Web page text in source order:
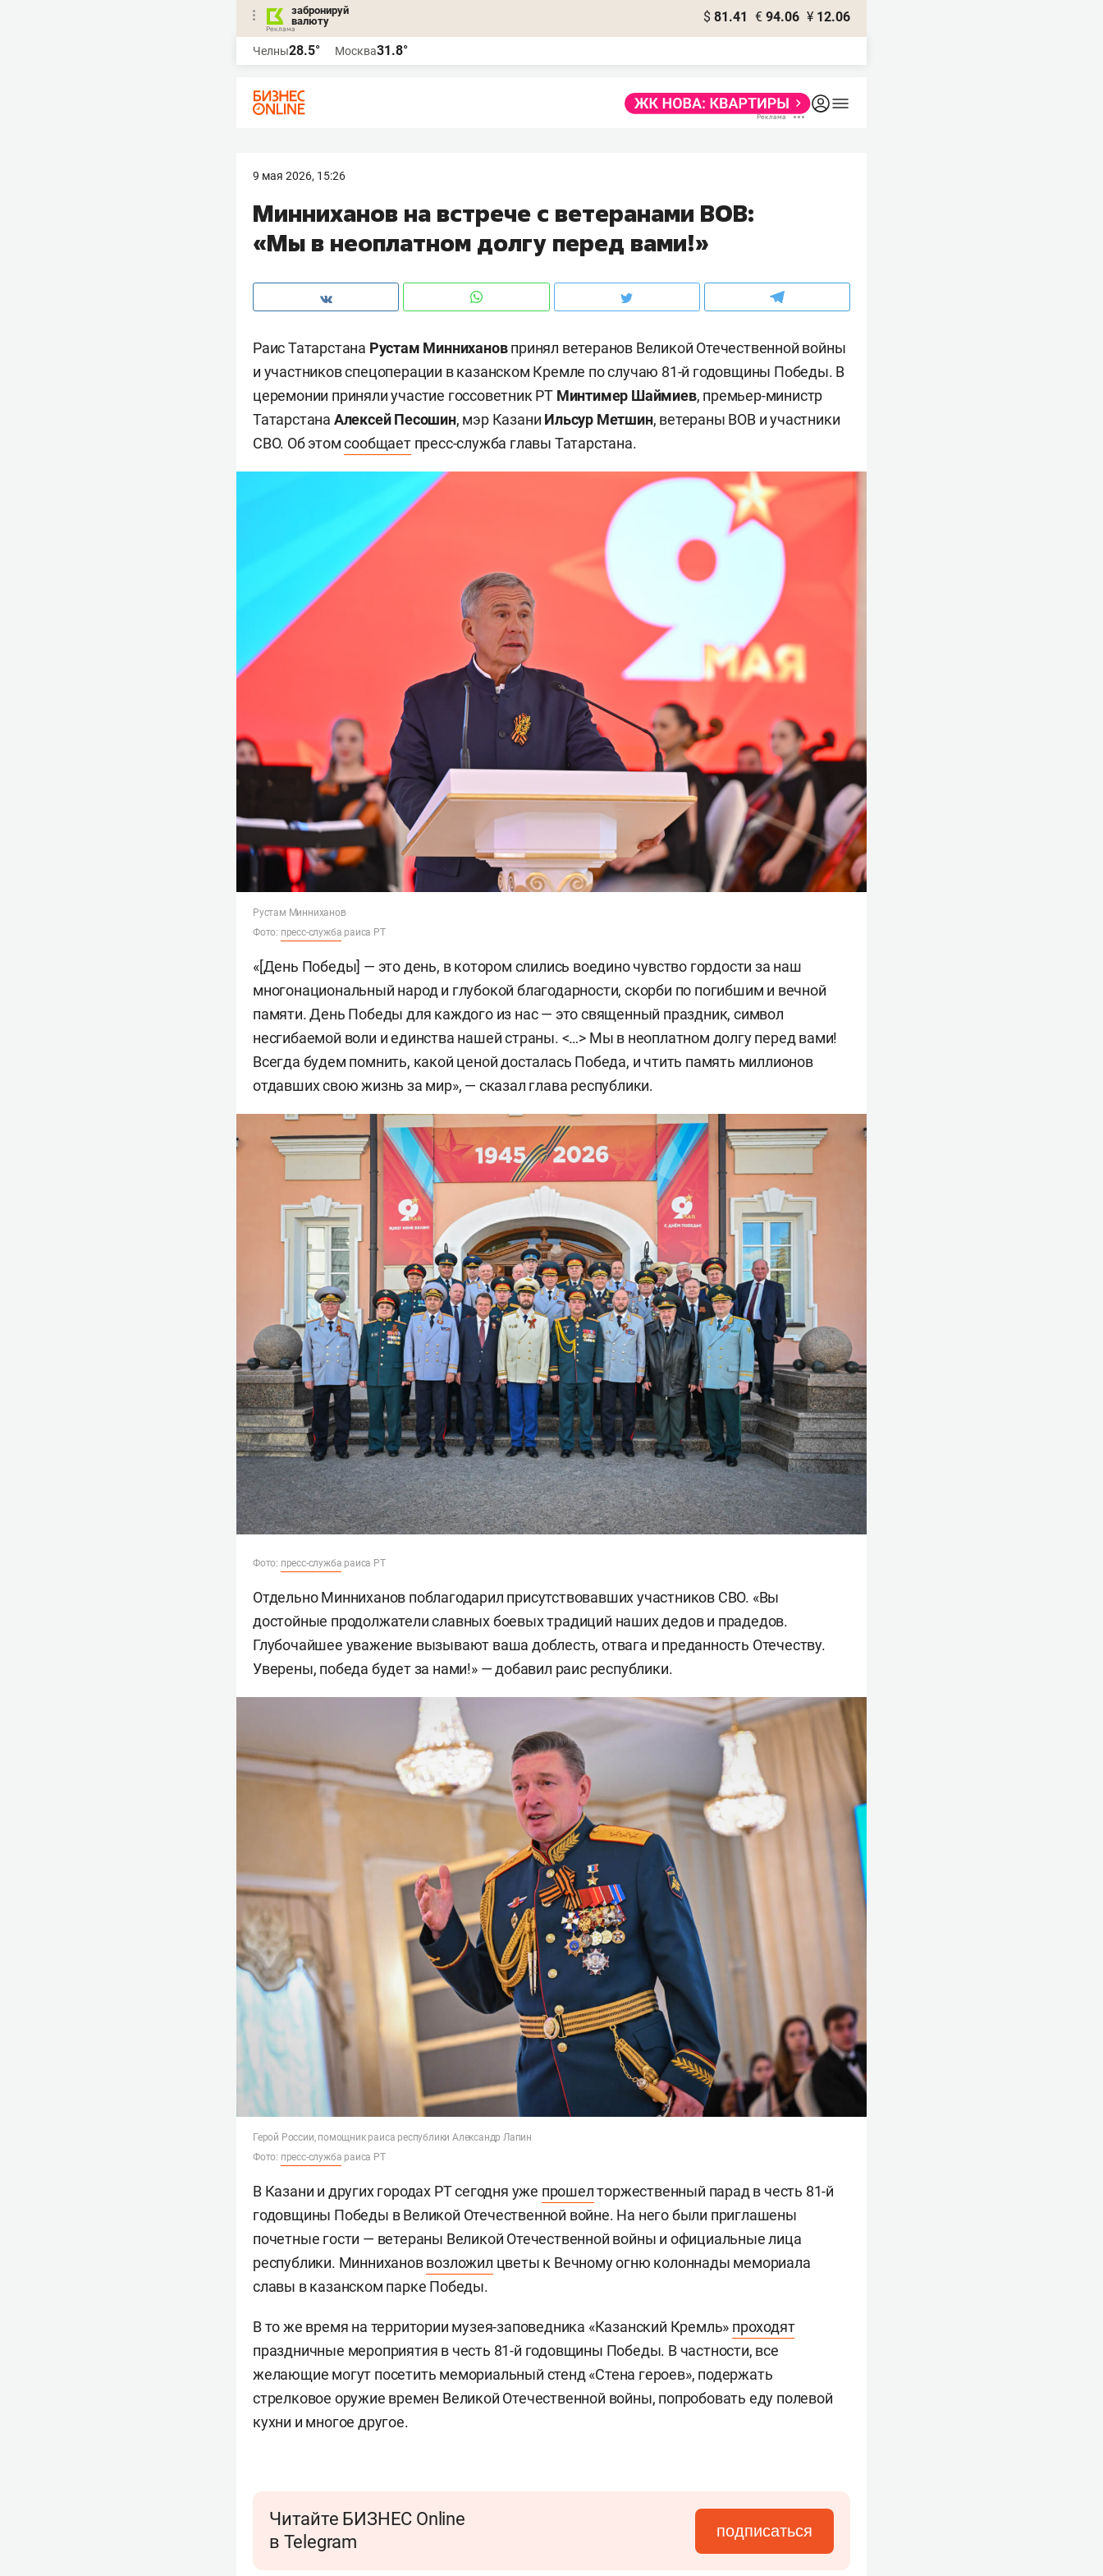
забронируй
валюту
$ 81.41 € 94.06 ¥ 12.06
Челны28.5° Москва31.8°
9 мая 2026, 15:26
Минниханов на встрече с ветеранами ВОВ:
«Мы в неоплатном долгу перед вами!»
Раис Татарстана Рустам Миннихановпринял ветеранов Великой Отечественной войны
и участников спецоперации в казанском Кремле по случаю 81-й годовщины Победы. В
церемонии приняли участие госсоветник РТ Минтимер Шаймиев, премьер-министр
Татарстана Алексей Песошин, мэр Казани Ильсур Метшин, ветераны ВОВ и участники
СВО. Об этомсообщаетпресс-служба главы Татарстана.
Рустам Минниханов
Фото: пресс-служба раиса РТ
«[День Победы] — это день, в котором слились воедино чувство гордости за наш
многонациональный народ и глубокой благодарности, скорби по погибшим и вечной
памяти. День Победы для каждого из нас — это священный праздник, символ
несгибаемой воли и единства нашей страны. <…> Мы в неоплатном долгу перед вами!
Всегда будем помнить, какой ценой досталась Победа, и чтить память миллионов
отдавших свою жизнь за мир», — сказал глава республики.
Фото: пресс-служба раиса РТ
Отдельно Минниханов поблагодарил присутствовавших участников СВО. «Вы
достойные продолжатели славных боевых традиций наших дедов и прадедов.
Глубочайшее уважение вызывают ваша доблесть, отвага и преданность Отечеству.
Уверены, победа будет за нами!» — добавил раис республики.
Герой России, помощник раиса республики Александр Лапин
Фото: пресс-служба раиса РТ
В Казани и других городах РТ сегодня уже прошелторжественный парад в честь 81-й
годовщины Победы в Великой Отечественной войне. На него были приглашены
почетные гости — ветераны Великой Отечественной войны и официальные лица
республики. Миннихановвозложил цветы к Вечному огню колоннады мемориала
славы в казанском парке Победы.
В то же время на территории музея-заповедника «Казанский Кремль» проходят
праздничные мероприятия в честь 81-й годовщины Победы. В частности, все
желающие могут посетить мемориальный стенд «Стена героев», подержать
стрелковое оружие времен Великой Отечественной войны, попробовать еду полевой
кухни и многое другое.
Читайте БИЗНЕС Online
в Telegram
подписаться